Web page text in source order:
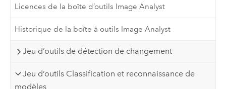
Licences de la boîte d’outils Image Analyst
Historique de la boîte à outils Image Analyst
Jeu d’outils de détection de changement
Jeu d’outils Classification et reconnaissance de
modèles